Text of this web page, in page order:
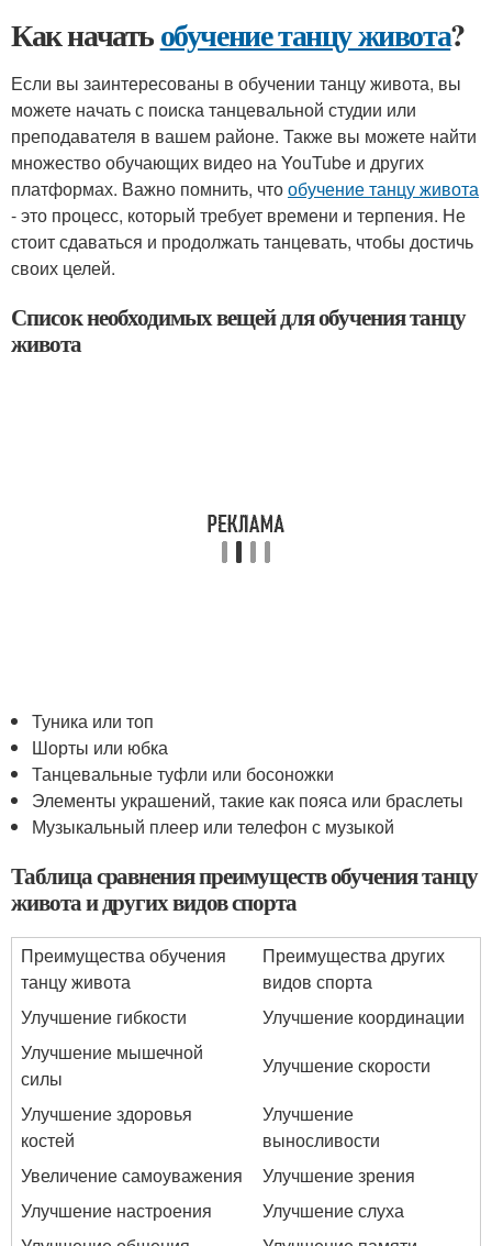
Как начатьобучение танцу живота?
Если вы заинтересованы в обучении танцу живота, вы
можете начать с поиска танцевальной студии или
преподавателя в вашем районе. Также вы можете найти
множество обучающих видео на YouTube и других
платформах. Важно помнить, чтообучение танцу живота
- это процесс, который требует времени и терпения. Не
стоит сдаваться и продолжать танцевать, чтобы достичь
своих целей.
Список необходимых вещей для обучения танцу
живота
Туника или топ
Шорты или юбка
Танцевальные туфли или босоножки
Элементы украшений, такие как пояса или браслеты
Музыкальный плеер или телефон с музыкой
Таблица сравнения преимуществ обучения танцу
живота и других видов спорта
Преимущества обучения
танцу живота
Преимущества других
видов спорта
Улучшение гибкости
Улучшение координации
Улучшение мышечной
силы
Улучшение скорости
Улучшение здоровья
костей
Улучшение
выносливости
Увеличение самоуважения
Улучшение зрения
Улучшение настроения
Улучшение слуха